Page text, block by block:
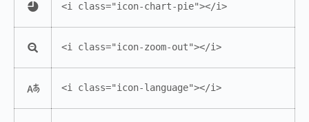
<i class="icon-chart-pie"></i>
<i class="icon-zoom-out"></i>
<i class="icon-language"></i>